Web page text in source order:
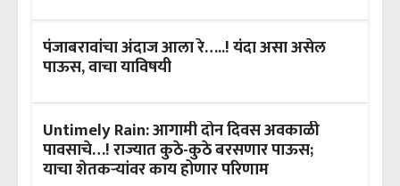
पंजाबरावांचा अंदाज आला रे…..! यंदा असा असेल
पाऊस, वाचा याविषयी
Untimely Rain: आगामी दोन दिवस अवकाळी
पावसाचे…! राज्यात कुठे-कुठे बरसणार पाऊस;
याचा शेतकऱ्यांवर काय होणार परिणाम